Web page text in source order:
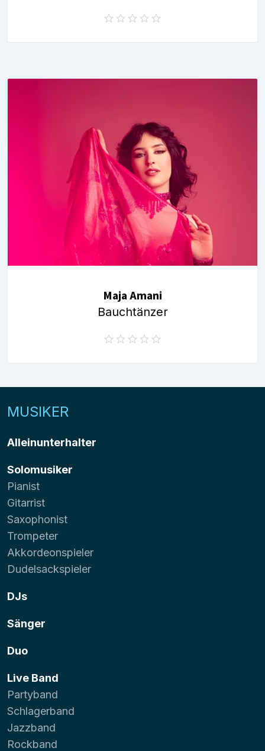
Maja Amani
Bauchtänzer
MUSIKER
Alleinunterhalter
Solomusiker
Pianist
Gitarrist
Saxophonist
Trompeter
Akkordeonspieler
Dudelsackspieler
DJs
Sänger
Duo
Live Band
Partyband
Schlagerband
Jazzband
Rockband